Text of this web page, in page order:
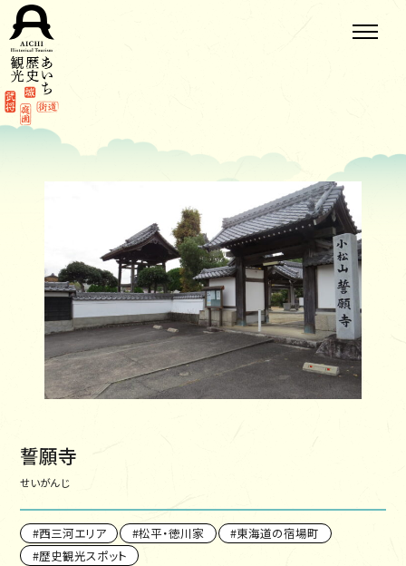
誓願寺
せいがんじ
西三河エリア 松平・徳川家
東海道の宿場町
歴史観光スポット